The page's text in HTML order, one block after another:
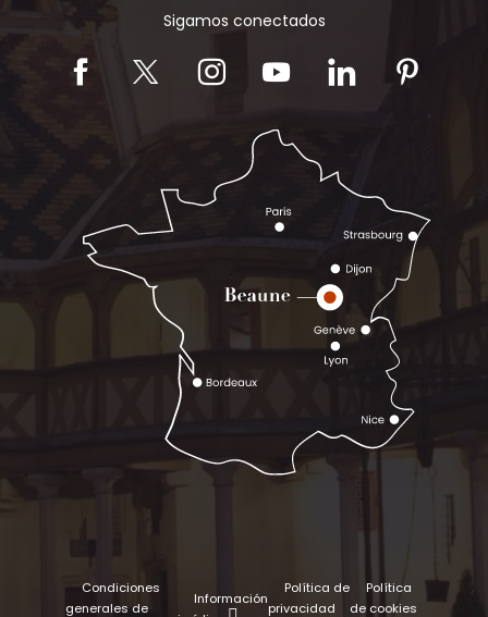
Sigamos conectados
Condiciones
generales de
Información
Política de
privacidad
Política
de cookies